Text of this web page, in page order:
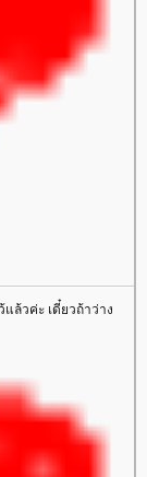
ล้วค่ะ เดี๋ยวถ้าว่าง